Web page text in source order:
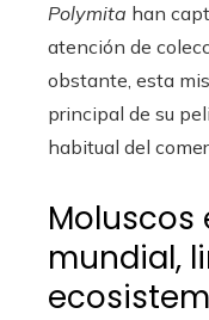
Polymita han
atención de
obstante, esta
principal de su
habitual del
Moluscos
mundial,